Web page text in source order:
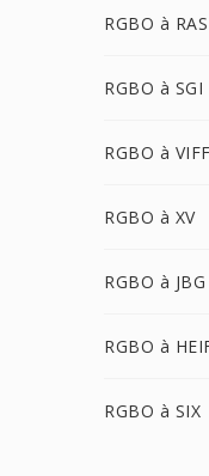
RGBO à RAS
RGBO à SGI
RGBO à VIFF
RGBO à XV
RGBO à JBG
RGBO à
RGBO à SIX